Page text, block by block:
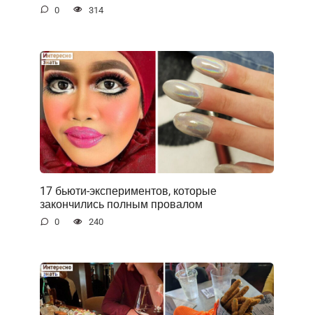
0 314
17 бьюти-экспериментов, которые
закончились полным провалом
0 240